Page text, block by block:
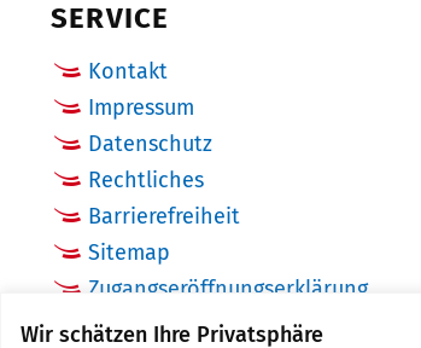
Wir schätzen Ihre Privatsphäre
SERVICE
Kontakt
Impressum
Datenschutz
Rechtliches
Barrierefreiheit
Sitemap
Zugangseröffnungserklärung
Cookie Einstellungen